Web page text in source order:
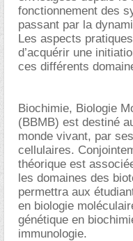
fonctionnement des
passant par la
Les aspects
d’acquérir une
ces différents
Biochimie, Biologie
(BBMB) est destiné
monde vivant, par
cellulaires.
théorique est
les domaines des
permettra aux
en biologie
génétique en
immunologie.